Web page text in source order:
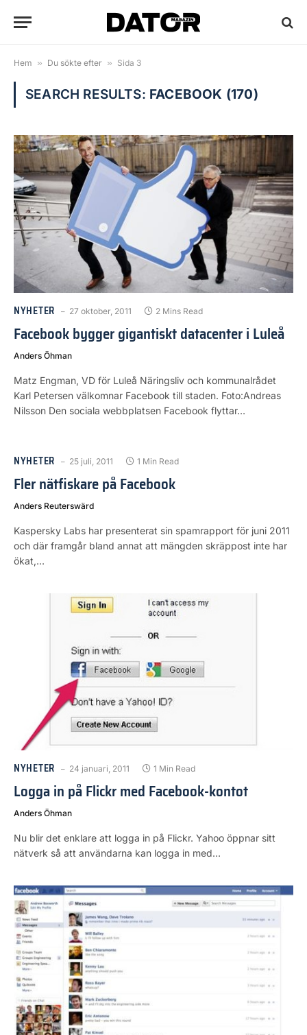
Hem » Du sökte efter » Sida 3
SEARCH RESULTS: FACEBOOK (170)
NYHETER 27 oktober, 2011 2 Mins Read
Facebook bygger gigantiskt datacenter i Luleå
Anders Öhman
Matz Engman, VD för Luleå Näringsliv och kommunalrådet
Karl Petersen välkomnar Facebook till staden. Foto:Andreas
Nilsson Den sociala webbplatsen Facebook flyttar…
NYHETER 25 juli, 2011 1 Min Read
Fler nätfiskare på Facebook
Anders Reuterswärd
Kaspersky Labs har presenterat sin spamrapport för juni 2011
och där framgår bland annat att mängden skräppost inte har
ökat,…
NYHETER 24 januari, 2011 1 Min Read
Logga in på Flickr med Facebook-kontot
Anders Öhman
Nu blir det enklare att logga in på Flickr. Yahoo öppnar sitt
nätverk så att användarna kan logga in med…